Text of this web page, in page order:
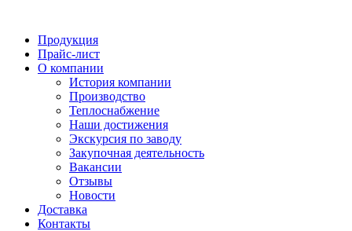
Продукция
Прайс-лист
О компании
История компании
Производство
Теплоснабжение
Наши достижения
Экскурсия по заводу
Закупочная деятельность
Вакансии
Отзывы
Новости
Доставка
Контакты